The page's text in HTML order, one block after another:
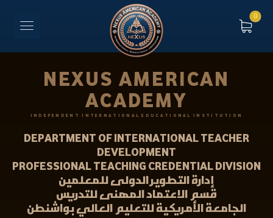
NEXUS AMERICAN
ACADEMY
INDEPENDENT INTERNATIONAL EDUCATIONAL INSTITUTION
DEPARTMENT OF INTERNATIONAL TEACHER
DEVELOPMENT
PROFESSIONAL TEACHING CREDENTIAL DIVISION
إدارة التطوير الدولى للمعلمين
قسم الاعتماد المهنى للتدريس
الجامعة الأمريكية للتعليم العالي بواشنطن